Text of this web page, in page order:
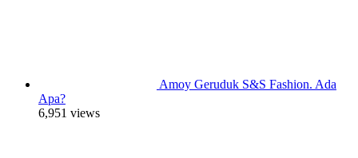
Amoy Geruduk S&S Fashion. Ada
Apa?
6,951 views